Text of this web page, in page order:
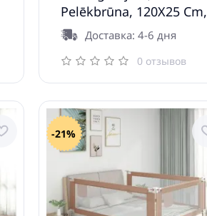
Pelēkbrūna, 120X25 Cm,
Audums Vidaxl
Доставка: 4-6 дня
0 отзывов
-21%